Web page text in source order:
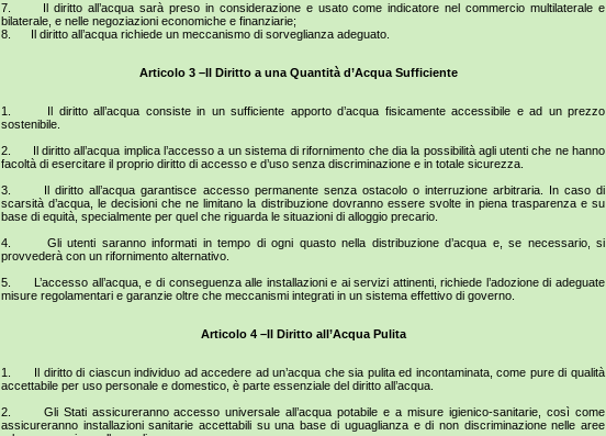
7. Il diritto all’acqua sarà preso in considerazione e usato come indicatore nel commercio multilaterale e
bilaterale, e nelle negoziazioni economiche e finanziarie;
8. Il diritto all’acqua richiede un meccanismo di sorveglianza adeguato.
Articolo 3 –Il Diritto a una Quantità d’Acqua Sufficiente
1. Il diritto all’acqua consiste in un sufficiente apporto d’acqua fisicamente accessibile e ad un prezzo
sostenibile.
2. Il diritto all’acqua implica l’accesso a un sistema di rifornimento che dia la possibilità agli utenti che ne hanno
facoltà di esercitare il proprio diritto di accesso e d’uso senza discriminazione e in totale sicurezza.
3. Il diritto all’acqua garantisce accesso permanente senza ostacolo o interruzione arbitraria. In caso di
scarsità d’acqua, le decisioni che ne limitano la distribuzione dovranno essere svolte in piena trasparenza e su
base di equità, specialmente per quel che riguarda le situazioni di alloggio precario.
4. Gli utenti saranno informati in tempo di ogni quasto nella distribuzione d’acqua e, se necessario, si
provvederà con un rifornimento alternativo.
5. L’accesso all’acqua, e di conseguenza alle installazioni e ai servizi attinenti, richiede l’adozione di adeguate
misure regolamentari e garanzie oltre che meccanismi integrati in un sistema effettivo di governo.
Articolo 4 –Il Diritto all’Acqua Pulita
1. Il diritto di ciascun individuo ad accedere ad un’acqua che sia pulita ed incontaminata, come pure di qualità
accettabile per uso personale e domestico, è parte essenziale del diritto all’acqua.
2. Gli Stati assicureranno accesso universale all’acqua potabile e a misure igienico-sanitarie, così come
assicureranno installazioni sanitarie accettabili su una base di uguaglianza e di non discriminazione nelle aree